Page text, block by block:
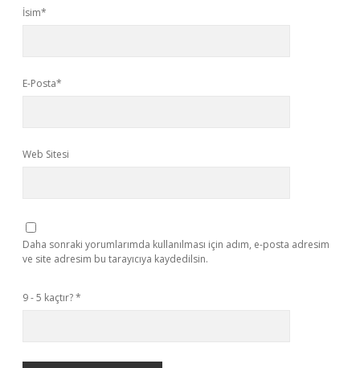
İsim*
E-Posta*
Web Sitesi
Daha sonraki yorumlarımda kullanılması için adım, e-posta adresim
ve site adresim bu tarayıcıya kaydedilsin.
9 - 5 kaçtır?*